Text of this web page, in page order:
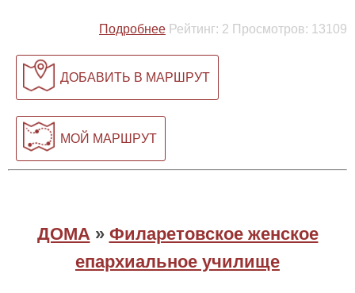
Подробнее Рейтинг: 2 Просмотров: 13109
ДОБАВИТЬ В МАРШРУТ
МОЙ МАРШРУТ
ДОМА » Филаретовское женское
епархиальное училище